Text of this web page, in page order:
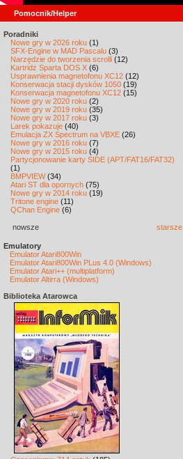
Pomocnik/Helper
Poradniki
Nowe gry w 2026 roku (1)
SFX-Engine w MAD Pascalu (3)
Narzędzie do tworzenia scrolli (12)
Kartridż Sparta DOS X (6)
Usprawnienia magnetofonu XC12 (12)
Konserwacja stacji dysków 1050 (19)
Konserwacja magnetofonu XC12 (15)
Nowe gry w 2020 roku (2)
Nowe gry w 2019 roku (35)
Nowe gry w 2017 roku (3)
Larek pokazuje (40)
Emulacja ZX Spectrum na VBXE (26)
Nowe gry w 2016 roku (7)
Nowe gry w 2015 roku (4)
Partycjonowanie karty SIDE (APT/FAT16/FAT32)
(1)
BMPVIEW(34)
Atari ST dla opornych (75)
Nowe gry w 2014 roku (19)
Tritone engine (11)
QChan Engine (6)
nowsze starsze
Emulatory
Emulator Atari800Win
Emulator Atari800Win PLus 4.0 (Windows)
Emulator Atari++ (multiplatform)
Emulator Altirra (Windows)
Biblioteka Atarowca